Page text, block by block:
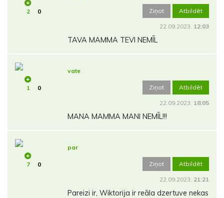
2 0 Ziņot Atbildēt
22.09.2023. 12:03
TAVA MAMMA TEVI NEMĪL
1 0
vate
Ziņot Atbildēt
22.09.2023. 18:05
MANA MAMMA MANI NEMĪL!!!
7 0
par
Ziņot Atbildēt
22.09.2023. 21:21
Pareizi ir, Wiktorija ir reāla dzertuve nekas